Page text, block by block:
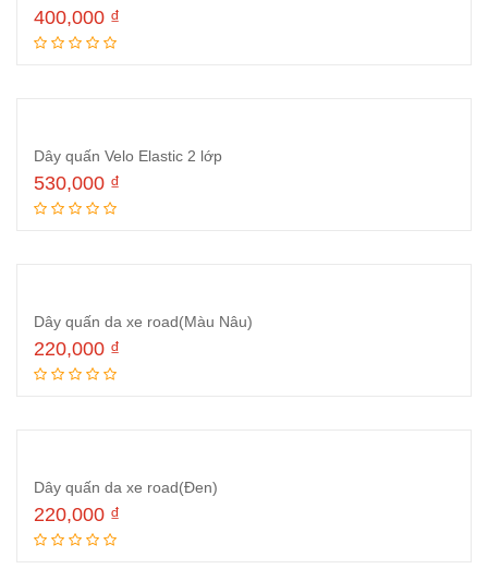
400,000 ₫
Dây quấn Velo Elastic 2 lớp
530,000 ₫
Dây quấn da xe road(Màu Nâu)
220,000 ₫
Dây quấn da xe road(Đen)
220,000 ₫